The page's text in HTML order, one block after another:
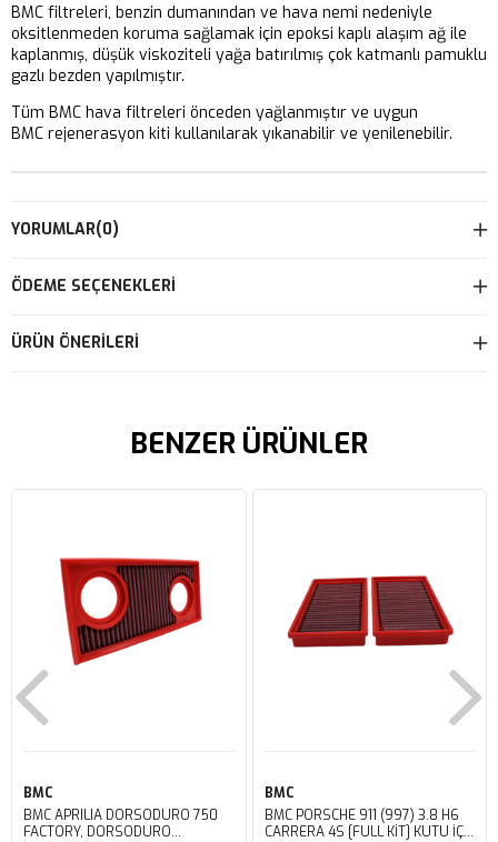
BMC filtreleri, benzin dumanından ve hava nemi nedeniyle
oksitlenmeden koruma sağlamak için epoksi kaplı alaşım ağ ile
kaplanmış, düşük viskoziteli yağa batırılmış çok katmanlı pamuklu
gazlı bezden yapılmıştır.
Tüm BMC hava filtreleri önceden yağlanmıştır ve uygun
BMC rejenerasyon kiti kullanılarak yıkanabilir ve yenilenebilir.
YORUMLAR(0)
ÖDEME SEÇENEKLERI
ÜRÜN ÖNERILERI
BENZER ÜRÜNLER
BMC
BMC APRILIA DORSODURO 750
FACTORY, DORSODURO
BMC
BMC PORSCHE 911 (997) 3.8 H6
CARRERA 4S [FULL KIT] KUTU İÇİ